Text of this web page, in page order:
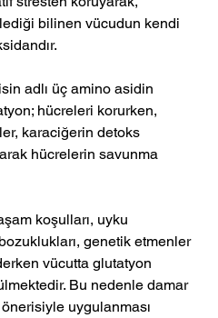
bilinen vücudun kendi
adlı üç amino asidin
hücreleri korurken,
karaciğerin detoks
hücrelerin savunma
koşulları, uyku
genetik etmenler
vücutta glutatyon
Bu nedenle damar
uygulanması